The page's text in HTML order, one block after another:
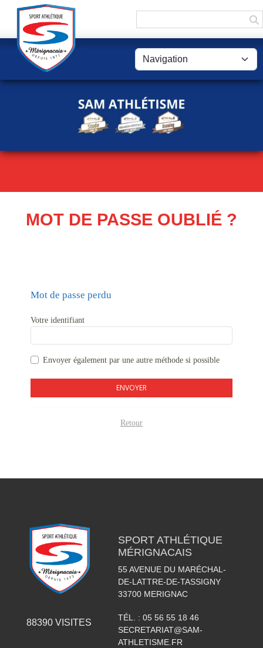
MOT DE PASSE OUBLIÉ ?
Mot de passe perdu
Votre identifiant
Envoyer également par une autre méthode si possible
ENVOYER
Retour
88390VISITES
SPORT ATHLÉTIQUE
MÉRIGNACAIS
55 AVENUE DU MARÉCHAL-
DE-LATTRE-DE-TASSIGNY
33700 MERIGNAC
TÉL. : 05 56 55 18 46
SECRETARIAT@SAM-
ATHLETISME.FR
Panneau de gestion des cookies